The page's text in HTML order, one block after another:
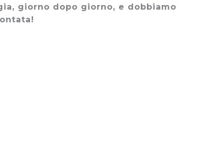
giorno dopo giorno, e dobbiamo